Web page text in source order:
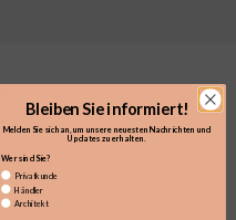
Bleiben Sie informiert!
Melden Sie sich an, um unsere neuesten Nachrichten und
Updates zu erhalten.​
Wer sind Sie?
Privatkunde
Händler
Architekt